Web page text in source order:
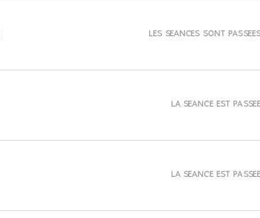
LES SÉANCES SONT PASSÉES
LA SÉANCE EST PASSÉE
LA SÉANCE EST PASSÉE